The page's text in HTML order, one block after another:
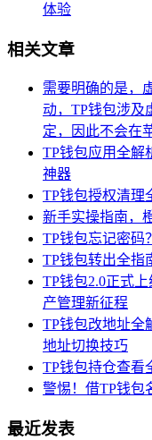
体验
相关文章
需要明确的是，
动，TP钱包涉及
定，因此不会在
TP钱包应用全解
神器
TP钱包授权清理
新手实操指南，
TP钱包忘记密码
TP钱包转出全指
TP钱包2.0正式
产管理新征程
TP钱包改地址全
地址切换技巧
TP钱包持仓查看
警惕！借TP钱包
最近发表